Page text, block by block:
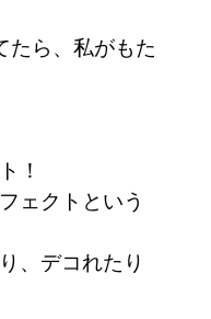
たら、私がもた
！
ェクトという
、デコれたり